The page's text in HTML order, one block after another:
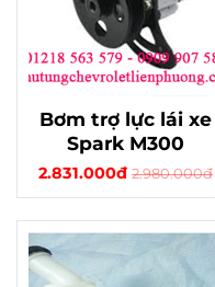
Bơm trợ lực lái xe
Spark M300
2.831.000đ 2.980.000đ